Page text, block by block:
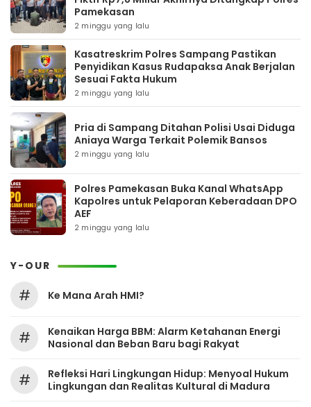
Pamekasan
2 minggu yang lalu
Kasatreskrim Polres Sampang Pastikan
Penyidikan Kasus Rudapaksa Anak Berjalan
Sesuai Fakta Hukum
2 minggu yang lalu
Pria di Sampang Ditahan Polisi Usai Diduga
Aniaya Warga Terkait Polemik Bansos
2 minggu yang lalu
Polres Pamekasan Buka Kanal WhatsApp
Kapolres untuk Pelaporan Keberadaan DPO
AEF
2 minggu yang lalu
Y-OUR
# Ke Mana Arah HMI?
#
Kenaikan Harga BBM: Alarm Ketahanan Energi
Nasional dan Beban Baru bagi Rakyat
#
Refleksi Hari Lingkungan Hidup: Menyoal Hukum
Lingkungan dan Realitas Kultural di Madura